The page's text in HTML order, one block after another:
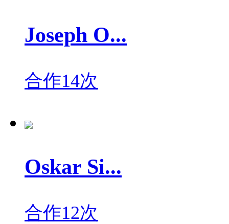
Joseph O...
合作14次
Oskar Si...
合作12次